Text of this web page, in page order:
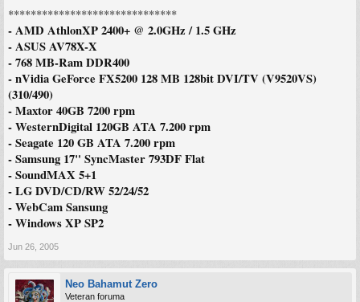
******************************
- AMD AthlonXP 2400+ @ 2.0GHz / 1.5 GHz
- ASUS AV78X-X
- 768 MB-Ram DDR400
- nVidia GeForce FX5200 128 MB 128bit DVI/TV (V9520VS)
(310/490)
- Maxtor 40GB 7200 rpm
- WesternDigital 120GB ATA 7.200 rpm
- Seagate 120 GB ATA 7.200 rpm
- Samsung 17" SyncMaster 793DF Flat
- SoundMAX 5+1
- LG DVD/CD/RW 52/24/52
- WebCam Sansung
- Windows XP SP2
Jun 26, 2005
Neo Bahamut Zero
Veteran foruma